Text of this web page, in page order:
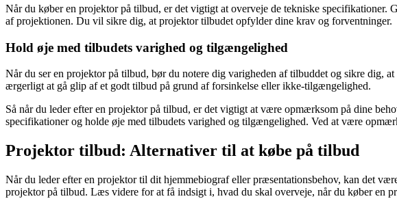
Når du køber en projektor på tilbud, er det vigtigt at overveje de tekniske
af projektionen. Du vil sikre dig, at projektor tilbudet opfylder dine krav og forventninger.
Hold øje med tilbudets varighed og tilgængelighed
Når du ser en projektor på tilbud, bør du notere dig varigheden af tilbuddet og sikre
ærgerligt at gå glip af et godt tilbud på grund af forsinkelse eller ikke-tilgængelighed.
Så når du leder efter en projektor på tilbud, er det vigtigt at være opmærksom på dine
specifikationer og holde øje med tilbudets varighed og tilgængelighed. Ved at være
Projektor tilbud: Alternativer til at købe på tilbud
Når du leder efter en projektor til dit hjemmebiograf eller præsentationsbehov, kan det
projektor på tilbud. Læs videre for at få indsigt i, hvad du skal overveje, når du køber en